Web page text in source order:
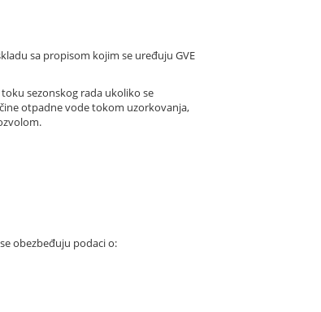
sa propisom kojim se uređuju GVE
sezonskog rada ukoliko se
otpadne vode tokom uzorkovanja,
obezbeđuju podaci o: